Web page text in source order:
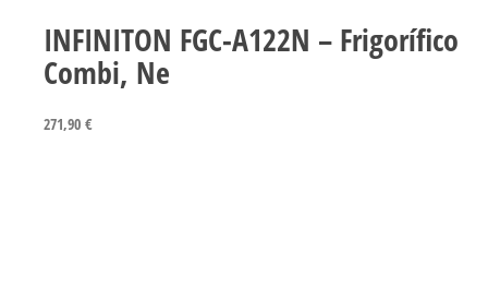
INFINITON FGC-A122N – Frigorífico
Combi, Ne
271,90 €